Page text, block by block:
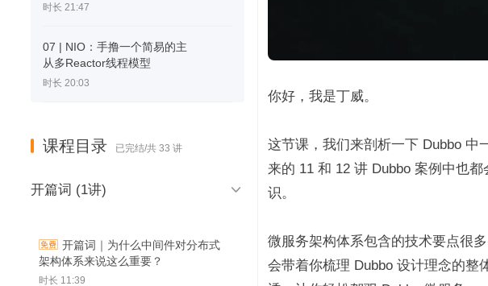
时长 21:47
07 | NIO：手撸一个简易的主
从多Reactor线程模型
时长 20:03
课程目录 已完结/共 33 讲
开篇词 (1讲) 
开篇词｜为什么中间件对分布式
架构体系来说这么重要？
时长 11:39
你好，我是丁威。
这节课，我们来剖析一下 Dubbo 中
来的 11 和 12 讲 Dubbo 案例中也
识。
微服务架构体系包含的技术要点很
会带着你梳理 Dubbo 设计理念的整